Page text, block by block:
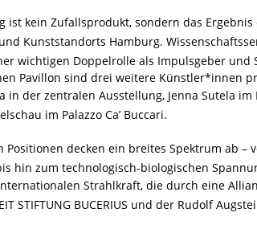
ist kein Zufallsprodukt, sondern das
Kunststandorts Hamburg.
wichtigen Doppelrolle als Impulsgeber und
Pavillon sind drei weitere Künstler*innen
in der zentralen Ausstellung, Jenna Sutela
im Palazzo Ca’ Buccari.
Positionen decken ein breites Spektrum ab –
hin zum technologisch-biologischen
Strahlkraft, die durch eine
STIFTUNG BUCERIUS und der Rudolf